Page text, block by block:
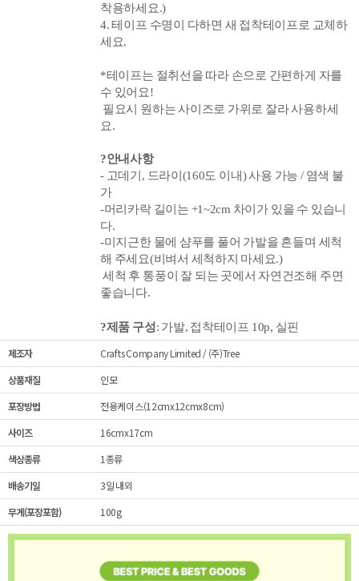
착용하세요.)
4. 테이프 수명이 다하면 새 접착테이프로 교체하
세요.
*테이프는 절취선을 따라 손으로 간편하게 자를
수 있어요!
필요시 원하는 사이즈로 가위로 잘라 사용하세
요.
?안내사항
- 고데기, 드라이(160도 이내) 사용 가능 / 염색 불
가
-머리카락 길이는 +1~2cm 차이가 있을 수 있습니
다.
-미지근한 물에 샴푸를 풀어 가발을 흔들며 세척
해 주세요(비벼서 세척하지 마세요.)
세척 후 통풍이 잘 되는 곳에서 자연건조해 주면
좋습니다.
?제품 구성: 가발, 접착테이프 10p, 실핀
제조자
Crafts Company Limited / (주)Tree
상품재질
인모
포장방법
전용케이스(12cmx12cmx8cm)
사이즈
16cmx17cm
색상종류
1종류
배송기일
3일 내외
무게(포장포함)
100g